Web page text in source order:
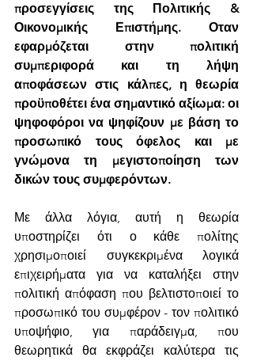
προσεγγίσεις της Πολιτικής &
Οικονομικής Επιστήμης. Οταν
εφαρμόζεται στην πολιτική
συμπεριφορά και τη λήψη
αποφάσεων στις κάλπες, η θεωρία
προϋποθέτει ένα σημαντικό αξίωμα: οι
ψηφοφόροι να ψηφίζουν με βάση το
προσωπικό τους όφελος και με
γνώμονα τη μεγιστοποίηση των
δικών τους συμφερόντων.
Με άλλα λόγια, αυτή η θεωρία
υποστηρίζει ότι ο κάθε πολίτης
χρησιμοποιεί συγκεκριμένα λογικά
επιχειρήματα για να καταλήξει στην
πολιτική απόφαση που βελτιστοποιεί το
προσωπικό του συμφέρον - τον πολιτικό
υποψήφιο, για παράδειγμα, που
θεωρητικά θα εκφράζει καλύτερα τις